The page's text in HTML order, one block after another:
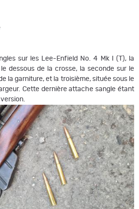
sur les Lee-Enfield No. 4 Mk I (T), la
dessous de la crosse, la seconde sur le
la garniture, et la troisième, située sous le
Cette dernière attache sangle étant